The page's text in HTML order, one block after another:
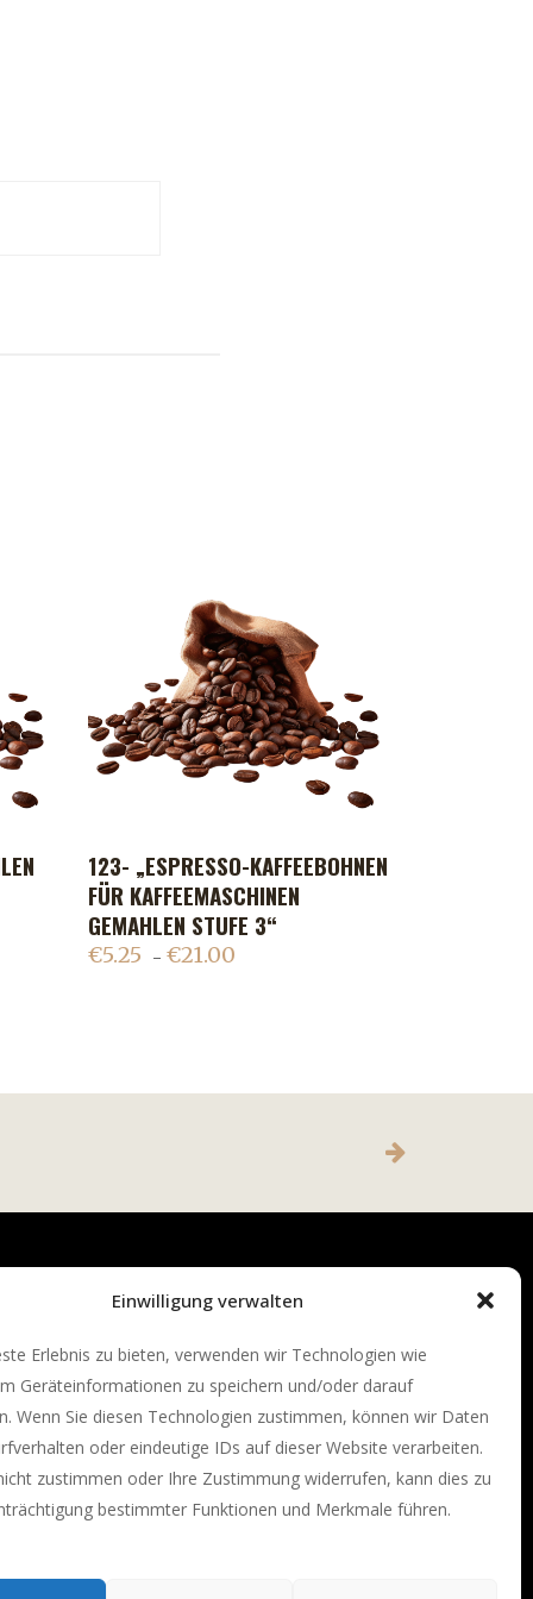
Einwilligung verwalten
Erlebnis zu bieten, verwenden wir Technologien wie
Geräteinformationen zu speichern und/oder darauf
Wenn Sie diesen Technologien zustimmen, können wir Daten
oder eindeutige IDs auf dieser Website verarbeiten.
zustimmen oder Ihre Zustimmung widerrufen, kann dies zu
bestimmter Funktionen und Merkmale führen.
ADD TO CART
123- „ESPRESSO-KAFFEEBOHNEN
FÜR KAFFEEMASCHINEN
GEMAHLEN STUFE 3“
€5.25 – €21.00